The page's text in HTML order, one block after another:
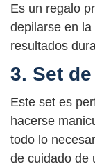
Es un regalo
depilarse en
resultados
3. Set
Este set es
hacerse
todo lo
de cuidado de